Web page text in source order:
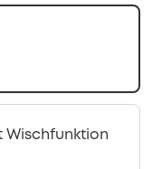
Wischfunktion